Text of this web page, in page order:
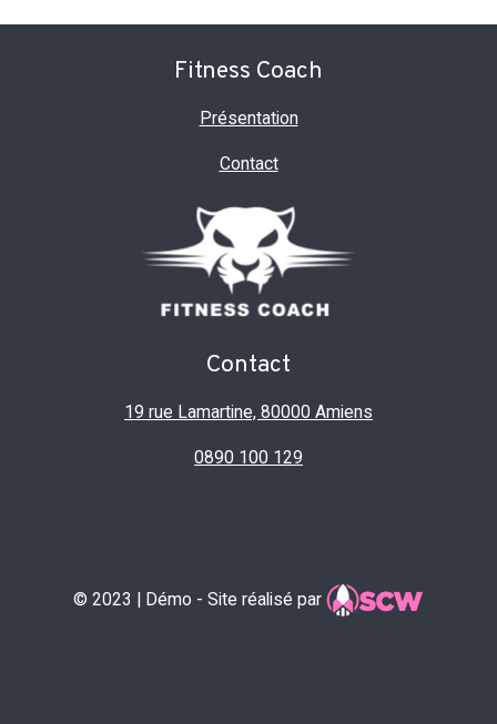
Fitness Coach
Présentation
Contact
Contact
19 rue Lamartine, 80000 Amiens
0890 100 129
© 2023 | Démo - Site réalisé par